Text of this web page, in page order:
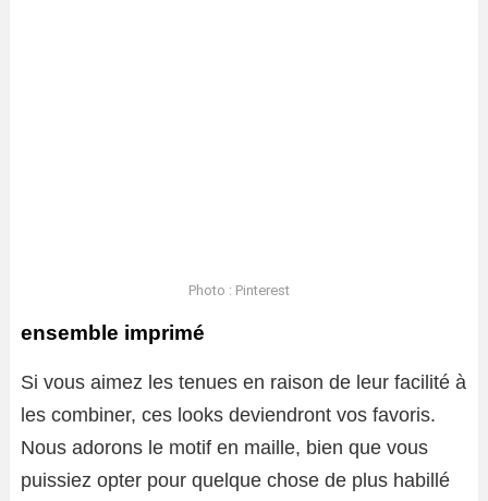
Photo : Pinterest
ensemble imprimé
Si vous aimez les tenues en raison de leur facilité à
les combiner, ces looks deviendront vos favoris.
Nous adorons le motif en maille, bien que vous
puissiez opter pour quelque chose de plus habillé